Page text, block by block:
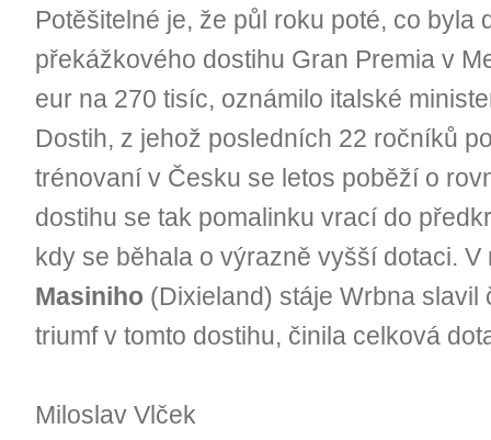
Potěšitelné je, že půl roku poté, co byla
překážkového dostihu Gran Premia v
eur na 270 tisíc, oznámilo italské
Dostih, z jehož posledních 22 ročníků
trénovaní v Česku se letos poběží o
dostihu se tak pomalinku vrací do
kdy se běhala o výrazně vyšší dotaci.
Masiniho (Dixieland) stáje Wrbna
triumf v tomto dostihu, činila celková
Miloslav Vlček